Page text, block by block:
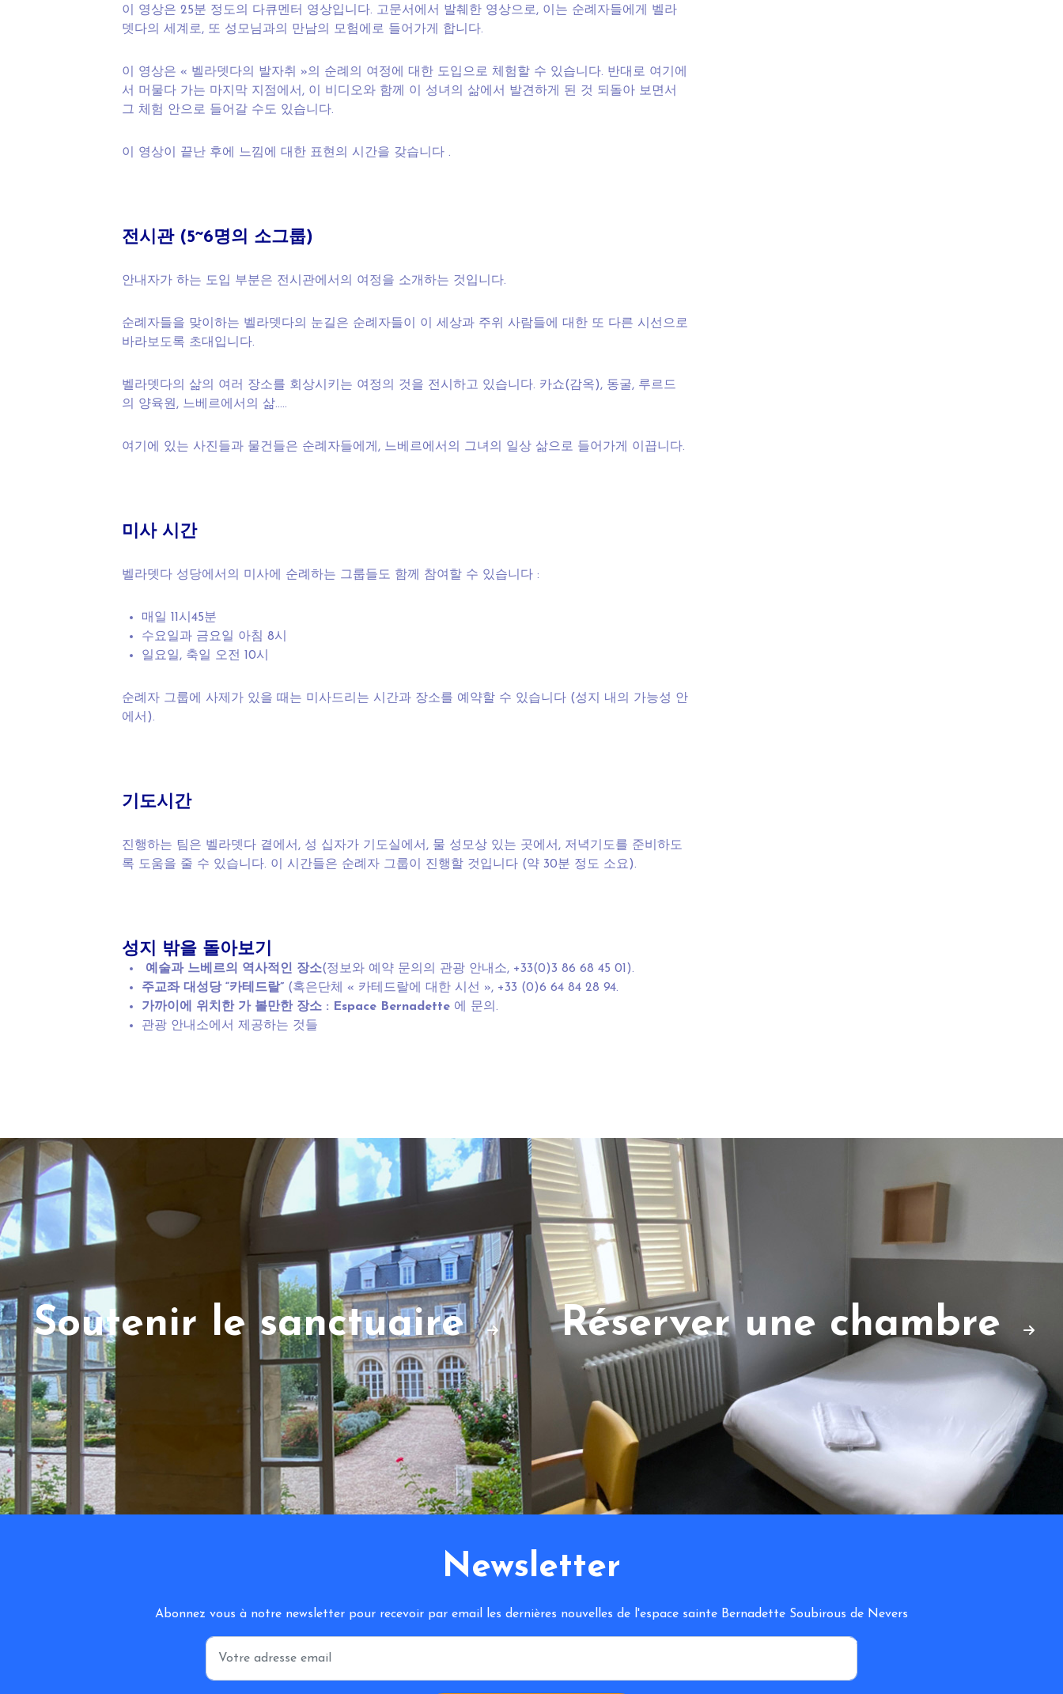
이 영상은 25분 정도의 다큐멘터 영상입니다. 고문서에서 발췌한 영상으로, 이는 순례자들에게 벨라
뎃다의 세계로, 또 성모님과의 만남의 모험에로 들어가게 합니다.
이 영상은 « 벨라뎃다의 발자취 »의 순례의 여정에 대한 도입으로 체험할 수 있습니다. 반대로 여기에
서 머물다 가는 마지막 지점에서, 이 비디오와 함께 이 성녀의 삶에서 발견하게 된 것 되돌아 보면서
그 체험 안으로 들어갈 수도 있습니다.
이 영상이 끝난 후에 느낌에 대한 표현의 시간을 갖습니다 .
전시관 (5~6명의 소그룹)
안내자가 하는 도입 부분은 전시관에서의 여정을 소개하는 것입니다.
순례자들을 맞이하는 벨라뎃다의 눈길은 순례자들이 이 세상과 주위 사람들에 대한 또 다른 시선으로
바라보도록 초대입니다.
벨라뎃다의 삶의 여러 장소를 회상시키는 여정의 것을 전시하고 있습니다. 카쇼(감옥), 동굴, 루르드
의 양육원, 느베르에서의 삶…..
여기에 있는 사진들과 물건들은 순례자들에게, 느베르에서의 그녀의 일상 삶으로 들어가게 이끕니다.
미사 시간
벨라뎃다 성당에서의 미사에 순례하는 그룹들도 함께 참여할 수 있습니다 :
매일 11시45분
수요일과 금요일 아침 8시
일요일, 축일 오전 10시
순례자 그룹에 사제가 있을 때는 미사드리는 시간과 장소를 예약할 수 있습니다 (성지 내의 가능성 안
에서).
기도시간
진행하는 팀은 벨라뎃다 곁에서, 성 십자가 기도실에서, 물 성모상 있는 곳에서, 저녁기도를 준비하도
록 도움을 줄 수 있습니다. 이 시간들은 순례자 그룹이 진행할 것입니다 (약 30분 정도 소요).
성지 밖을 돌아보기
예술과 느베르의 역사적인 장소(정보와 예약 문의의 관광 안내소, +33(0)3 86 68 45 01).
주교좌 대성당 “카테드랄” (혹은단체 « 카테드랄에 대한 시선 », +33 (0)6 64 84 28 94.
가까이에
위치한 가 볼만한 장소: Espace Bernadette 에 문의.
관광 안내소에서 제공하는 것들
Soutenir le sanctuaire Réserver une chambre
Newsletter
Abonnez vous à notre newsletter pour recevoir par email les dernières nouvelles de l'espace sainte Bernadette Soubirous de Nevers
*